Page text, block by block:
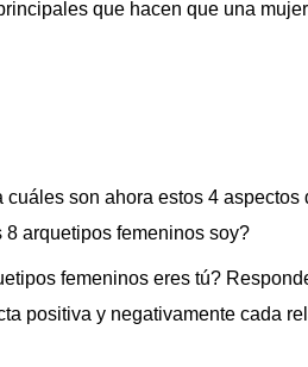
que hacen que una
cuáles son ahora estos 4
arquetipos femeninos soy?
femeninos eres tú?
positiva y negativamente cada